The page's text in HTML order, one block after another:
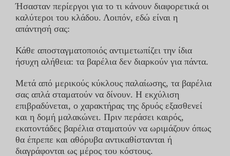
Ήσασταν περίεργοι για το τι κάνουν διαφορετικά οι
καλύτεροι του κλάδου. Λοιπόν, εδώ είναι η
απάντησή σας:
Κάθε αποσταγματοποιός αντιμετωπίζει την ίδια
ήσυχη αλήθεια: τα βαρέλια δεν διαρκούν για πάντα.
Μετά από μερικούς κύκλους παλαίωσης, τα βαρέλια
σας απλά σταματούν να δίνουν. Η εκχύλιση
επιβραδύνεται, ο χαρακτήρας της δρυός εξασθενεί
και η δομή μαλακώνει. Πριν περάσει καιρός,
εκατοντάδες βαρέλια σταματούν να ωριμάζουν όπως
θα έπρεπε και αθόρυβα αντικαθίστανται ή
διαγράφονται ως μέρος του κόστους.